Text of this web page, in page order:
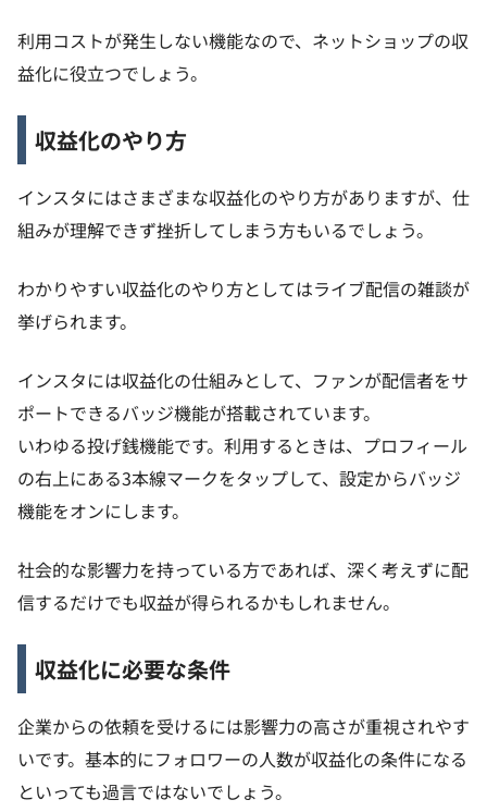
利用コストが発生しない機能なので、ネットショップの収
益化に役立つでしょう。
収益化のやり方
インスタにはさまざまな収益化のやり方がありますが、仕
組みが理解できず挫折してしまう方もいるでしょう。
わかりやすい収益化のやり方としてはライブ配信の雑談が
挙げられます。
インスタには収益化の仕組みとして、ファンが配信者をサ
ポートできるバッジ機能が搭載されています。
いわゆる投げ銭機能です。利用するときは、プロフィール
の右上にある3本線マークをタップして、設定からバッジ
機能をオンにします。
社会的な影響力を持っている方であれば、深く考えずに配
信するだけでも収益が得られるかもしれません。
収益化に必要な条件
企業からの依頼を受けるには影響力の高さが重視されやす
いです。基本的にフォロワーの人数が収益化の条件になる
といっても過言ではないでしょう。